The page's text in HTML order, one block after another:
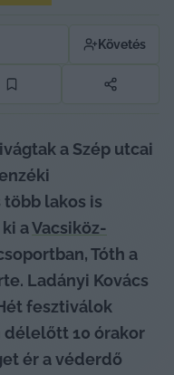
Követés
a Szép utcai
lakos is
a Vacsiköz-
Tóth a
Ladányi Kovács
fesztiválok
délelőtt 10 órakor
ér a véderdő